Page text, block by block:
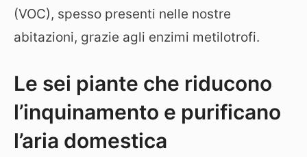
(VOC), spesso presenti nelle nostre
abitazioni, grazie agli enzimi metilotrofi.
Le sei piante che riducono
l’inquinamento e purificano
l’aria domestica